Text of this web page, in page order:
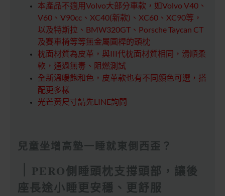
本產品不適用Volvo大部分車款，如Volvo V40、
V60、V90cc、XC40(新款)、XC60、XC90等，
以及特斯拉、BMW320GT、Porsche Taycan CT
及賽車椅等等無金屬圓桿的頭枕
枕面材質為皮革，與III代枕面材質相同，滑順柔
軟，通過無毒、阻燃測試
全新溫暖飽和色，皮革款也有不同顏色可選，搭
配更多樣
光芒黃尺寸請先LINE詢問
兒童坐增高墊一睡就東倒西歪？
PERO側睡頭枕支撐頭部，讓後
座長途小睡更安穩、更舒服